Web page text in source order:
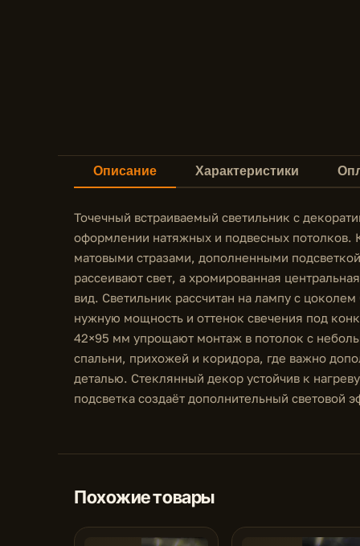
Описание Характеристики
Точечный встраиваемый светильник с
оформлении натяжных и подвесных потолков.
матовыми стразами, дополненными
рассеивают свет, а хромированная
вид. Светильник рассчитан на лампу с
нужную мощность и оттенок свечения под
42×95 мм упрощают монтаж в потолок с
спальни, прихожей и коридора, где важно
деталью. Стеклянный декор устойчив к
подсветка создаёт дополнительный
Похожие товары